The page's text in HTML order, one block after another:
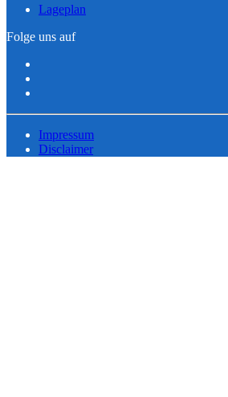
Lageplan
Folge uns auf
Impressum
Disclaimer